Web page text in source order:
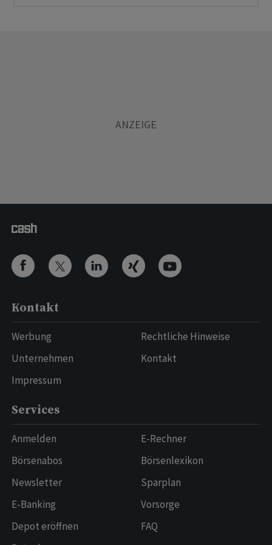
Kontakt
Werbung
Unternehmen
Impressum
Rechtliche Hinweise
Kontakt
Services
Anmelden
Börsenabos
Newsletter
E-Banking
Depot eröffnen
E-Rechner
Börsenlexikon
Sparplan
Vorsorge
FAQ